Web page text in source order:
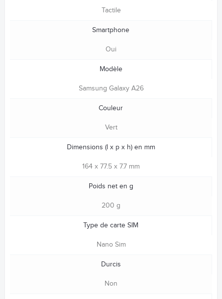
Tactile
Smartphone
Oui
Modèle
Samsung Galaxy A26
Couleur
Vert
Dimensions (l x p x h) en mm
164 x 77.5 x 7.7 mm
Poids net en g
200 g
Type de carte SIM
Nano Sim
Durcis
Non